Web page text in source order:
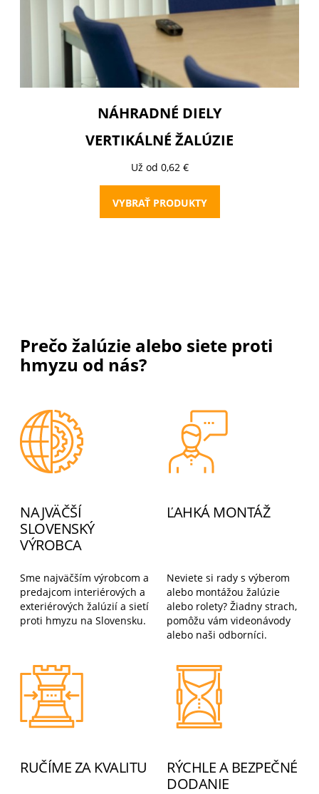
NÁHRADNÉ DIELY
VERTIKÁLNÉ ŽALÚZIE
Už od 0,62 €
VYBRAŤ PRODUKTY
Prečo žalúzie alebo siete proti
hmyzu od nás?
NAJVÄČŠÍ
SLOVENSKÝ
VÝROBCA
Sme najväčším výrobcom a
predajcom interiérových a
exteriérových žalúzií a sietí
proti hmyzu na Slovensku.
ĽAHKÁ MONTÁŽ
Neviete si rady s výberom
alebo montážou žalúzie
alebo rolety? Žiadny strach,
pomôžu vám videonávody
alebo naši odborníci.
RUČÍME ZA KVALITU
RÝCHLE A BEZPEČNÉ
DODANIE